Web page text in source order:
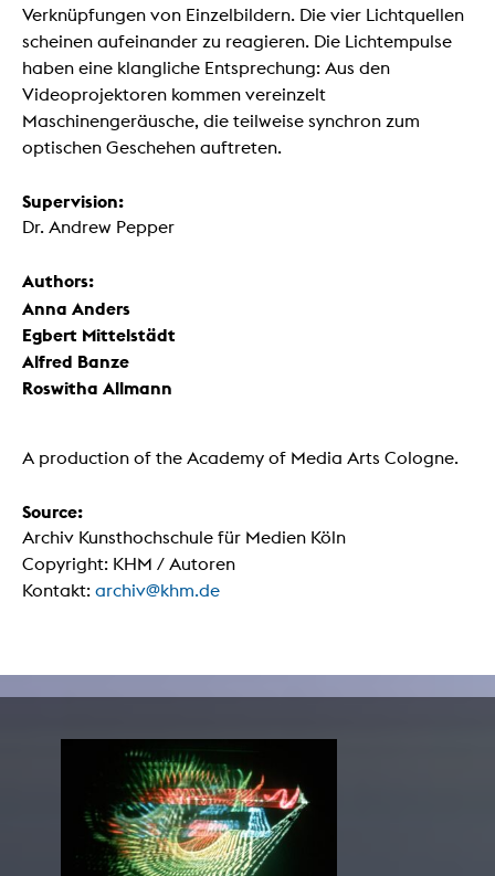
Verknüpfungen von Einzelbildern. Die vier Lichtquellen
scheinen aufeinander zu reagieren. Die Lichtempulse
haben eine klangliche Entsprechung: Aus den
Videoprojektoren kommen vereinzelt
Maschinengeräusche, die teilweise synchron zum
optischen Geschehen auftreten.
Supervision:
Dr. Andrew Pepper
Authors:
Anna Anders
Egbert Mittelstädt
Alfred Banze
Roswitha Allmann
A production of the Academy of Media Arts Cologne.
Source:
Archiv Kunsthochschule für Medien Köln
Copyright: KHM / Autoren
Kontakt: archiv@khm.de